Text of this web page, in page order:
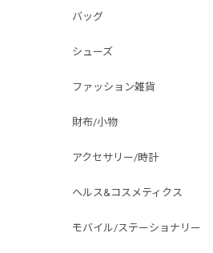
バッグ
シューズ
ファッション雑貨
財布/小物
アクセサリー/時計
ヘルス&コスメティクス
モバイル/ステーショナリー